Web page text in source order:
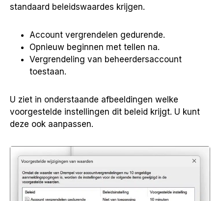
standaard beleidswaardes krijgen.
Account vergrendelen gedurende.
Opnieuw beginnen met tellen na.
Vergrendeling van beheerdersaccount
toestaan.
U ziet in onderstaande afbeeldingen welke
voorgestelde instellingen dit beleid krijgt. U kunt
deze ook aanpassen.